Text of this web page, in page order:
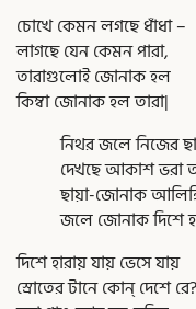
চোখে কেমন লগছে ধাঁধা –
লাগছে যেন কেমন পারা,
তারাগুলোই জোনাক হল
কিম্বা জোনাক হল তারা|
নিথর জলে নিজের
দেখছে আকাশ ভরা
ছায়া-জোনাক
জলে জোনাক দিশে
দিশে হারায় যায় ভেসে যায়
স্রোতের টানে কোন্ দেশে রে?